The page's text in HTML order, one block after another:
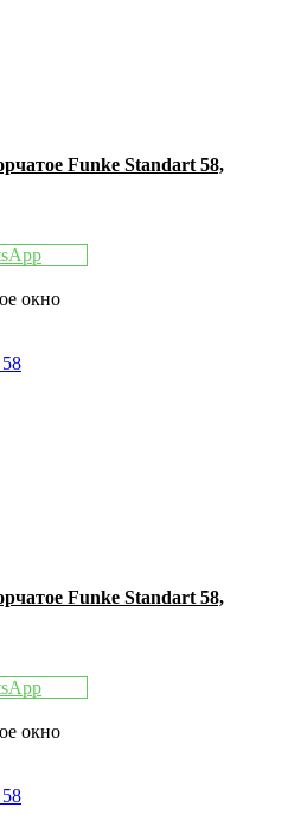
Funke Standart 58,
окно
Funke Standart 58,
окно